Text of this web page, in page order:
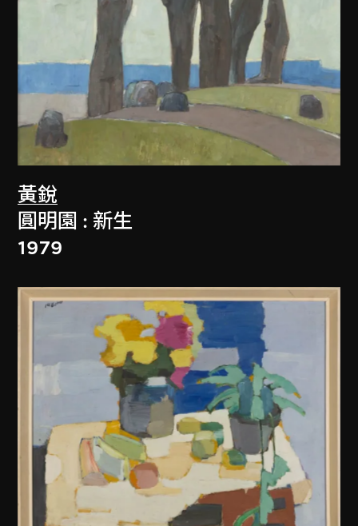
黃銳
圓明園 : 新生
1979